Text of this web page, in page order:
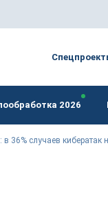
2026
в 36% случаев